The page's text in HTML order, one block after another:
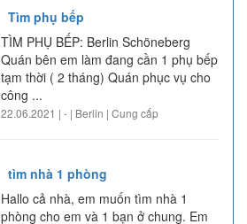
Tìm phụ bếp
TÌM PHỤ BẾP: Berlin Schöneberg
Quán bên em làm đang cần 1 phụ bếp
tạm thời ( 2 tháng) Quán phục vụ cho
công ...
22.06.2021 | - | Berlin | Cung cấp
tìm nhà 1 phòng
Hallo cả nhà, em muốn tìm nhà 1
phòng cho em và 1 bạn ở chung. Em